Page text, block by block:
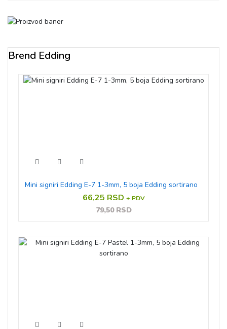
Brend Edding
Mini signiri Edding E-7 1-3mm, 5 boja Edding sortirano
66,25 RSD + PDV
79,50 RSD